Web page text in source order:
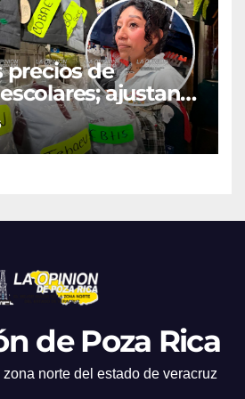
precios de
ajustan
de Poza Rica
norte del estado de veracruz